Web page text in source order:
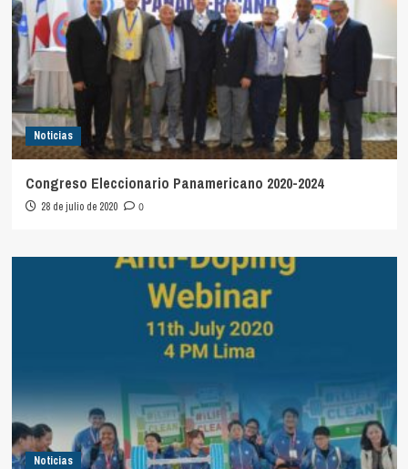
Noticias
Congreso Eleccionario Panamericano 2020-2024
28 de julio de 2020 0
Noticias